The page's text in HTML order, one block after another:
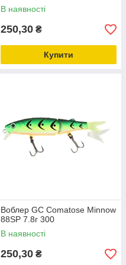
В наявності
250,30 ₴
Купити
Воблер GC Comatose Minnow
88SP 7.8г 300
В наявності
250,30 ₴